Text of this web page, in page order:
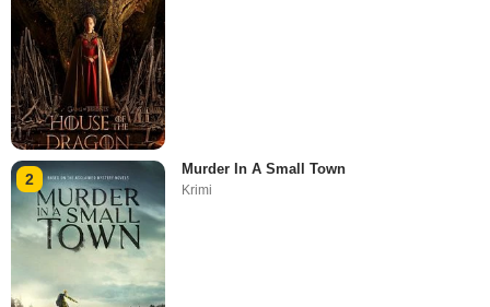
2
Murder In A Small Town
Krimi